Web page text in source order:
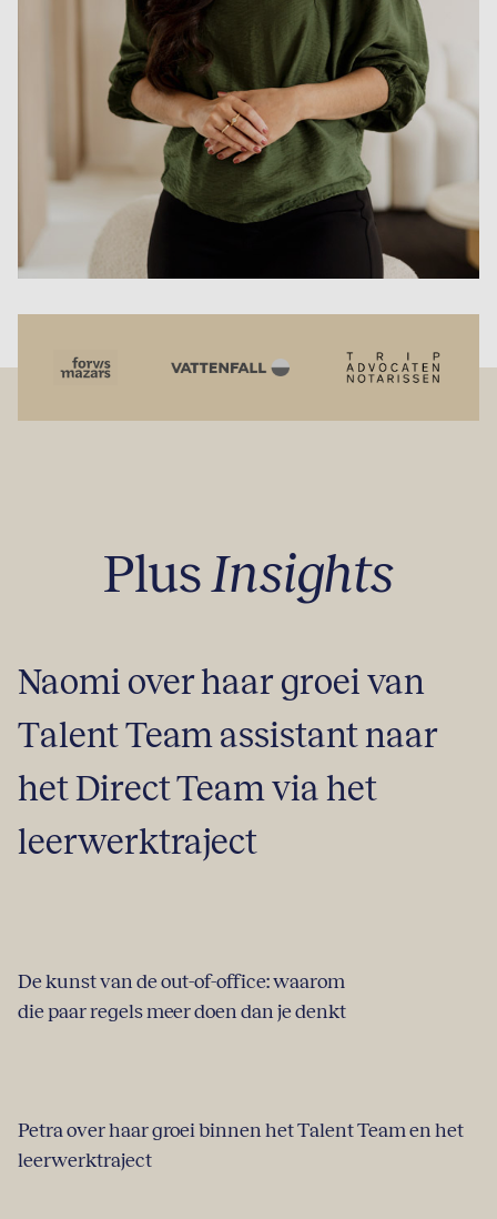
PlusInsights
Naomi over haar groei van
Talent Team assistant naar
het Direct Team via het
leerwerktraject
De kunst van de out-of-office: waarom
die paar regels meer doen dan je denkt
Petra over haar groei binnen het Talent Team en het
leerwerktraject